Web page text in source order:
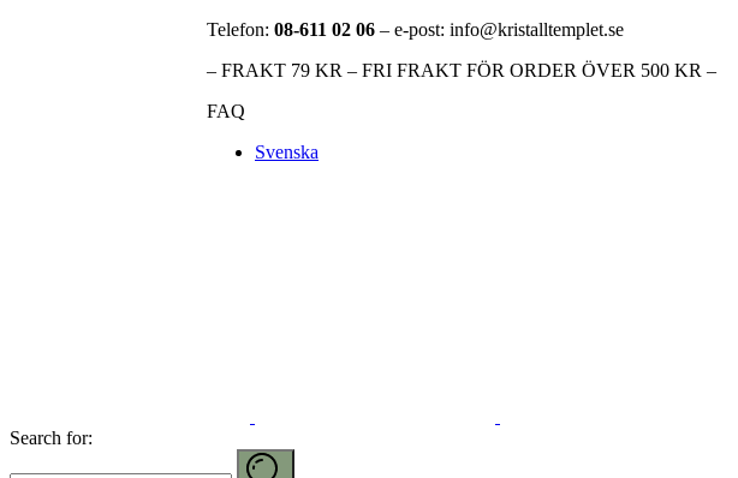
Telefon: 08-611 02 06 – e-post: info@kristalltemplet.se
– FRAKT 79 KR – FRI FRAKT FÖR ORDER ÖVER 500 KR –
FAQ
Svenska
Search for: